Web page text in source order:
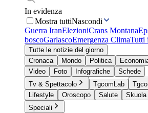
In evidenza
Mostra tuttiNascondi
Guerra IranElezioniCrans Montana
boscoGarlascoEmergenza ClimaTutti
Tutte le notizie del giorno
Cronaca
Mondo Politica
Video
Foto Infografiche
Schede
Tv & Spettacolo
TgcomLab
Lifestyle
Oroscopo Salute Skuola
Speciali